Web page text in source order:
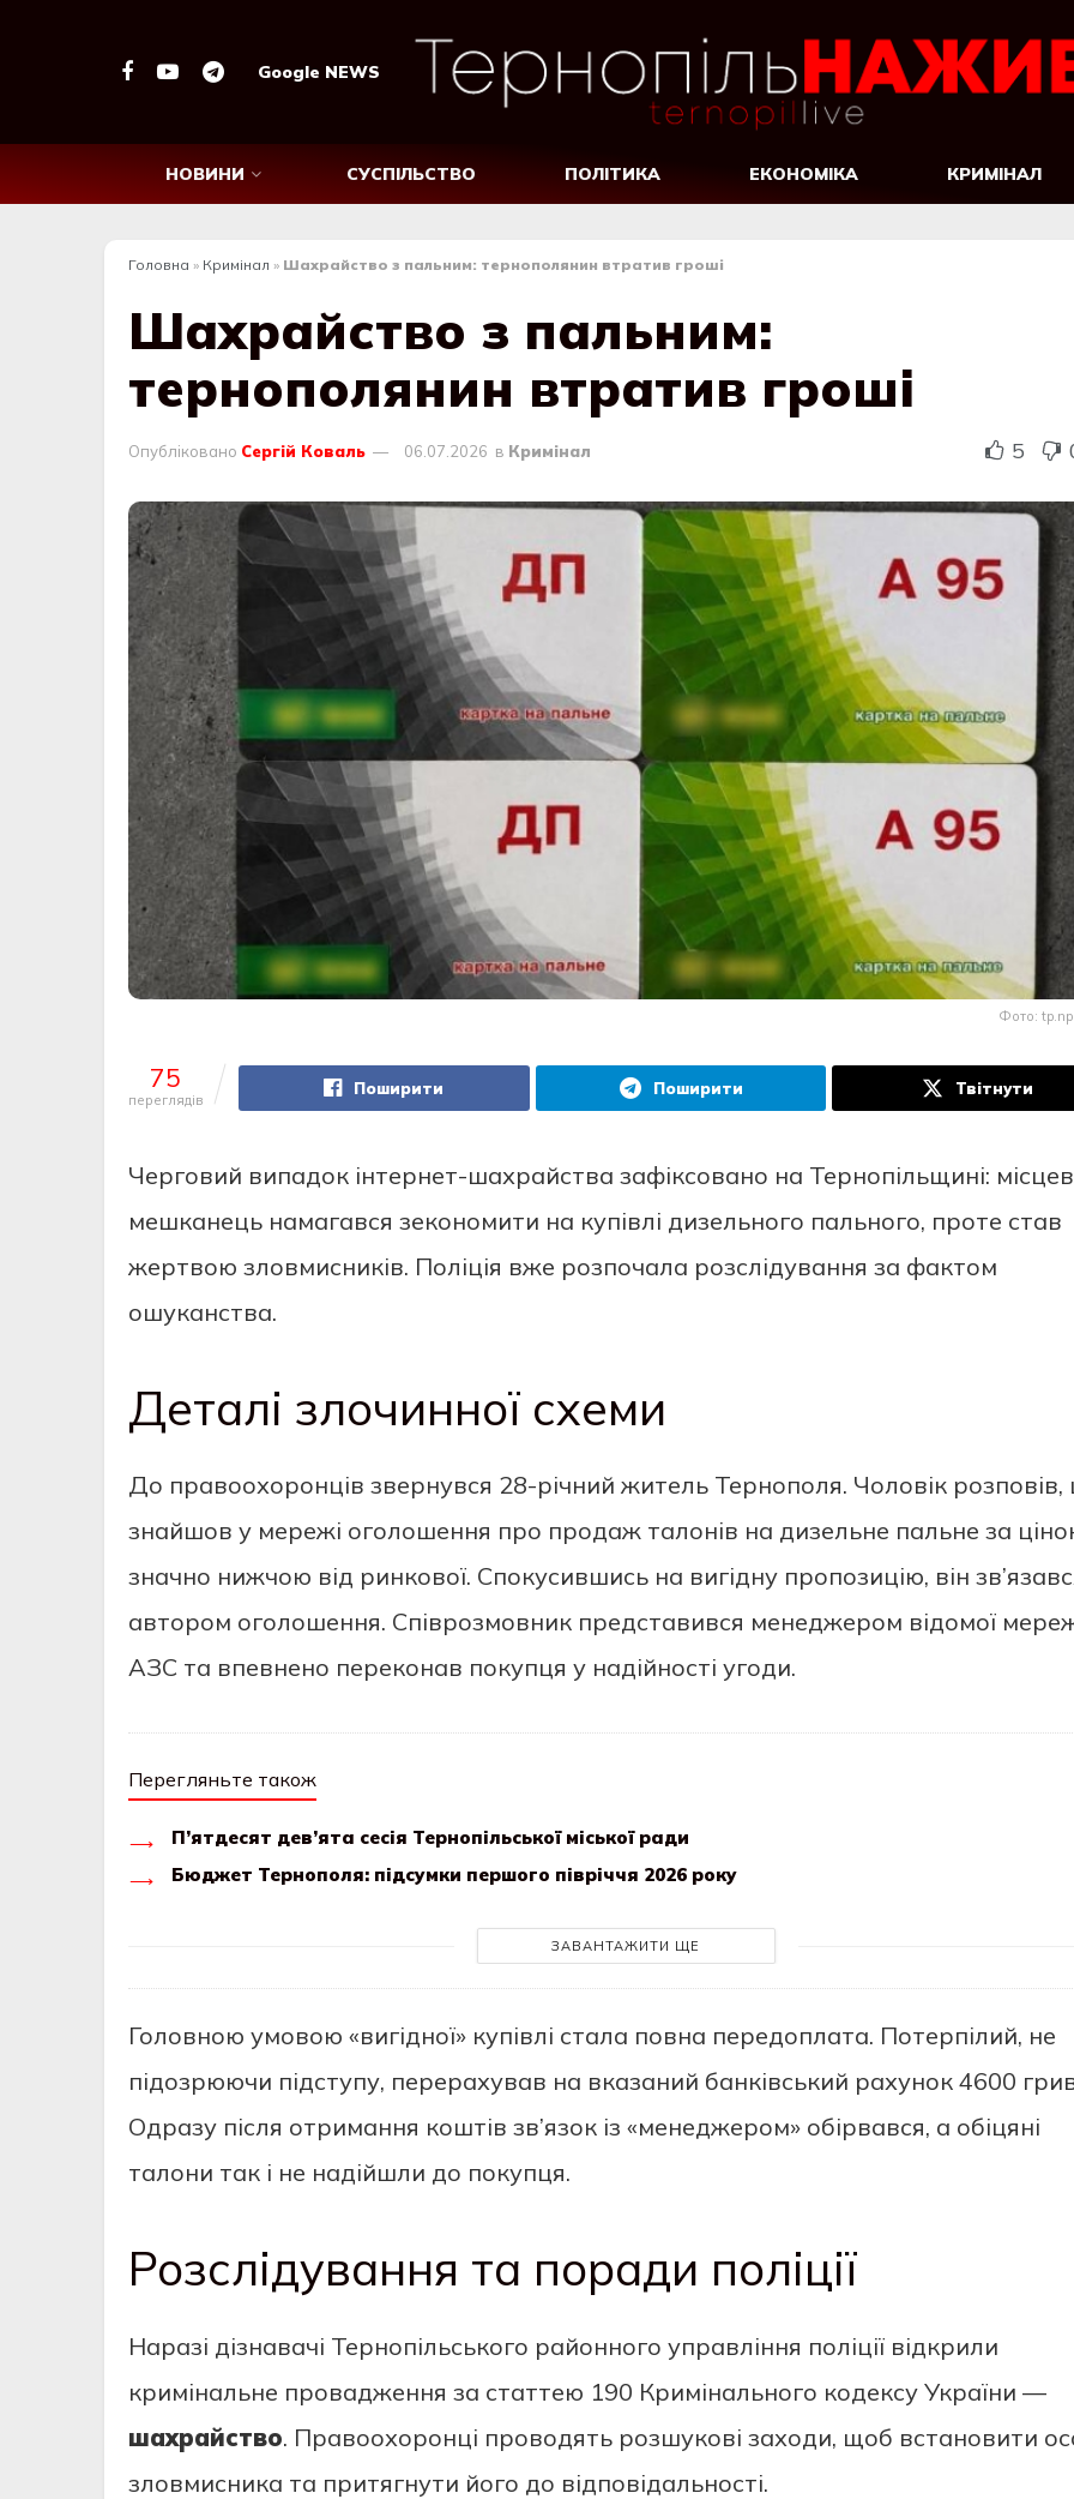
Google NEWS
НОВИНИ СУСПІЛЬСТВО ПОЛІТИКА ЕКОНОМІКА КРИМІНАЛ
Головна » Кримінал » Шахрайство з пальним: тернополянин втратив гроші
Шахрайство з пальним:
тернополянин втратив гроші
Опубліковано Сергій Коваль 06.07.2026 в Кримінал 5
Фото:
75
переглядів
Поширити Поширити Твітнути
Черговий випадок інтернет-шахрайства зафіксовано на Тернопільщині:
мешканець намагався зекономити на купівлі дизельного пального, проте став
жертвою зловмисників. Поліція вже розпочала розслідування за фактом
ошуканства.
Деталі злочинної схеми
До правоохоронців звернувся 28-річний житель Тернополя. Чоловік
знайшов у мережі оголошення про продаж талонів на дизельне пальне за
значно нижчою від ринкової. Спокусившись на вигідну пропозицію, він
автором оголошення. Співрозмовник представився менеджером відомої
АЗС та впевнено переконав покупця у надійності угоди.
Перегляньте також
П’ятдесят дев’ята сесія Тернопільської міської ради
Бюджет Тернополя: підсумки першого півріччя 2026 року
ЗАВАНТАЖИТИ ЩЕ
Головною умовою «вигідної» купівлі стала повна передоплата. Потерпілий, не
підозрюючи підступу, перерахував на вказаний банківський рахунок 4600
Одразу після отримання коштів зв’язок із «менеджером» обірвався, а обіцяні
талони так і не надійшли до покупця.
Розслідування та поради поліції
Наразі дізнавачі Тернопільського районного управління поліції відкрили
кримінальне провадження за статтею 190 Кримінального кодексу України —
шахрайство. Правоохоронці проводять розшукові заходи, щоб встановити
зловмисника та притягнути його до відповідальності.